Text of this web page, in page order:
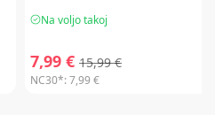
Na voljo takoj
7,99 € 15,99 €
NC30*:7,99 €